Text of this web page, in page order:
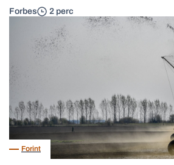
Forbes 2 perc
Forint